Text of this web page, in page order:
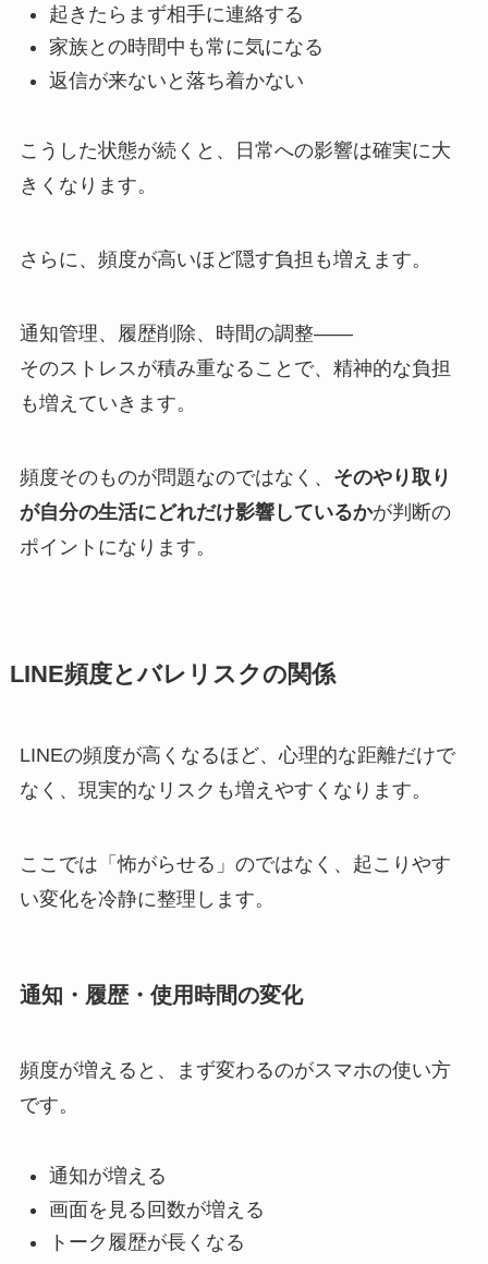
起きたらまず相手に連絡する
家族との時間中も常に気になる
返信が来ないと落ち着かない
こうした状態が続くと、日常への影響は確実に大
きくなります。
さらに、頻度が高いほど隠す負担も増えます。
通知管理、履歴削除、時間の調整――
そのストレスが積み重なることで、精神的な負担
も増えていきます。
頻度そのものが問題なのではなく、 そのやり取り
が自分の生活にどれだけ影響しているかが判断の
ポイントになります。
LINE頻度とバレリスクの関係
LINEの頻度が高くなるほど、心理的な距離だけで
なく、現実的なリスクも増えやすくなります。
ここでは「怖がらせる」のではなく、起こりやす
い変化を冷静に整理します。
通知・履歴・使用時間の変化
頻度が増えると、まず変わるのがスマホの使い方
です。
通知が増える
画面を見る回数が増える
トーク履歴が長くなる